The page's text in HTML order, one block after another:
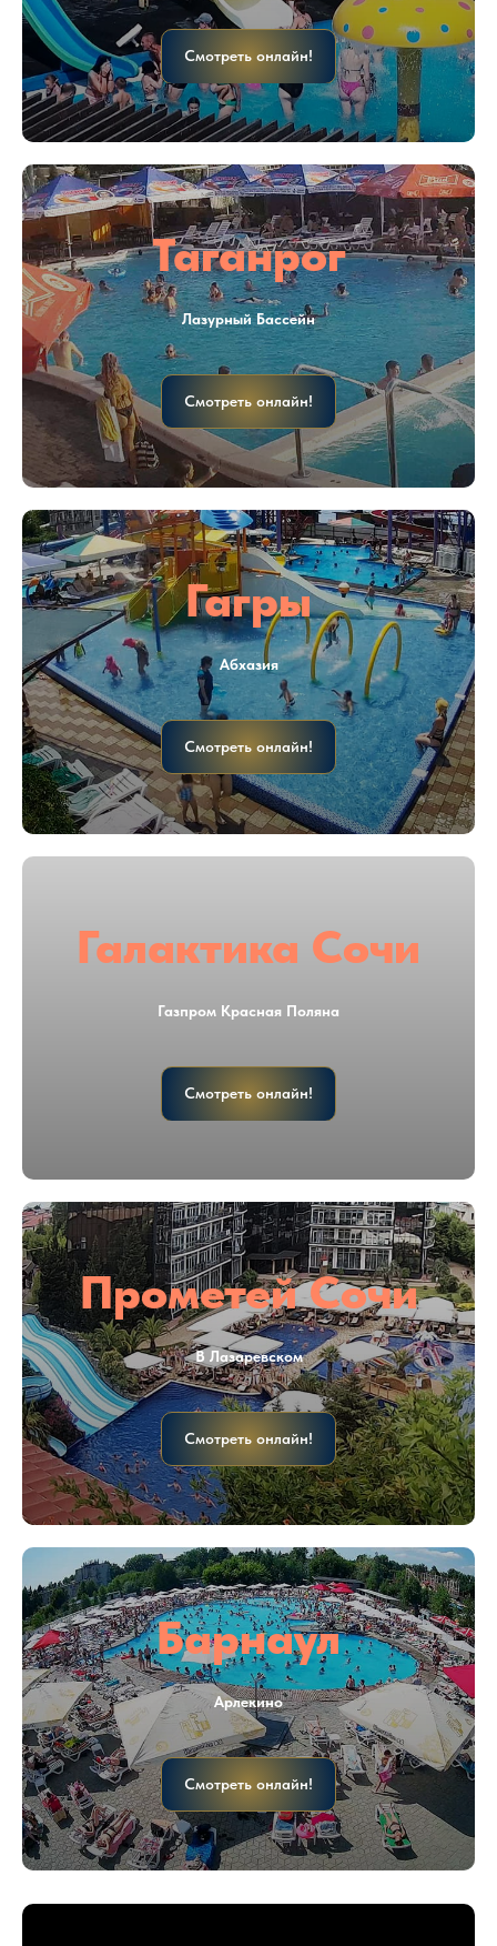
Смотреть онлайн!
Таганрог
Лазурный Бассейн
Смотреть онлайн!
Гагры
Абхазия
Смотреть онлайн!
Галактика Сочи
Газпром Красная Поляна
Смотреть онлайн!
Прометей Сочи
В Лазаревском
Смотреть онлайн!
Барнаул
Арлекино
Смотреть онлайн!